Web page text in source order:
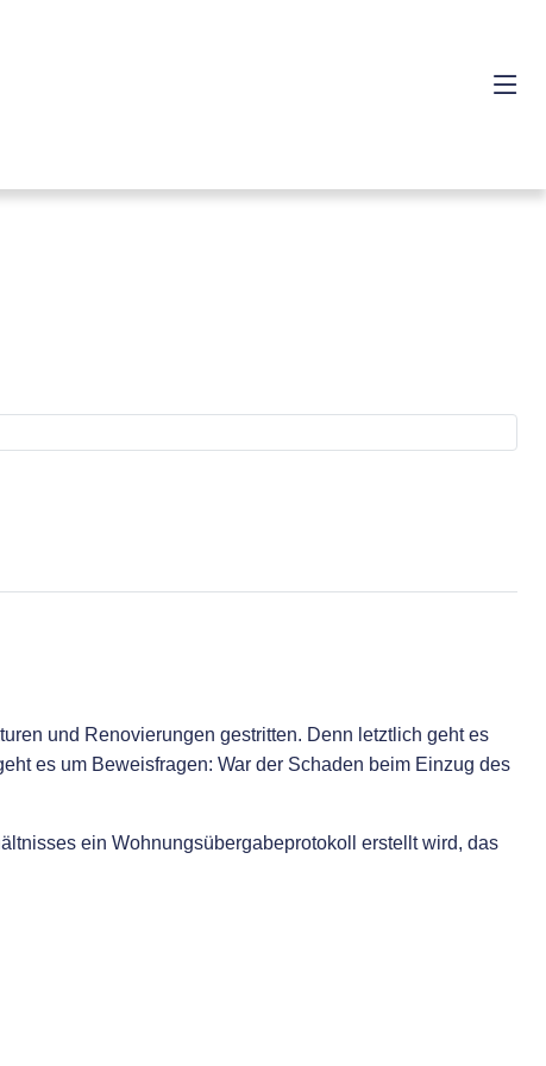
und Renovierungen gestritten. Denn letztlich geht es
es um Beweisfragen: War der Schaden beim Einzug des
ein Wohnungsübergabeprotokoll erstellt wird, das